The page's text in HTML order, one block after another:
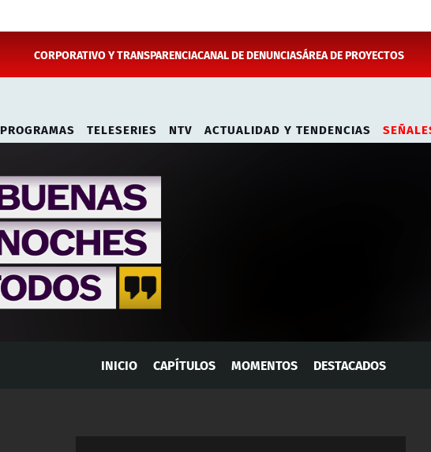
CORPORATIVO Y TRANSPARENCIACANAL DE DENUNCIASÁREA DE PROYECTOS
PROGRAMAS TELESERIES NTV ACTUALIDAD Y TENDENCIAS
INICIO CAPÍTULOS MOMENTOS DESTACADOS